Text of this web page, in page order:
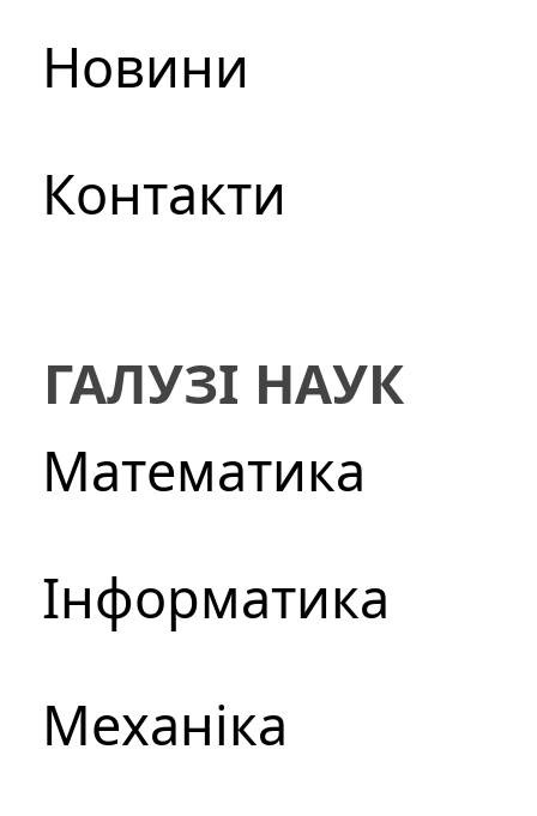
Новини
Контакти
ГАЛУЗІ НАУК
Математика
Інформатика
Механіка